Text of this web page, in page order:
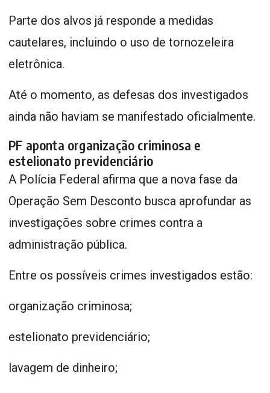
Parte dos alvos já responde a medidas
cautelares, incluindo o uso de tornozeleira
eletrônica.
Até o momento, as defesas dos investigados
ainda não haviam se manifestado oficialmente.
PF aponta organização criminosa e
estelionato previdenciário
A Polícia Federal afirma que a nova fase da
Operação Sem Desconto busca aprofundar as
investigações sobre crimes contra a
administração pública.
Entre os possíveis crimes investigados estão:
organização criminosa;
estelionato previdenciário;
lavagem de dinheiro;